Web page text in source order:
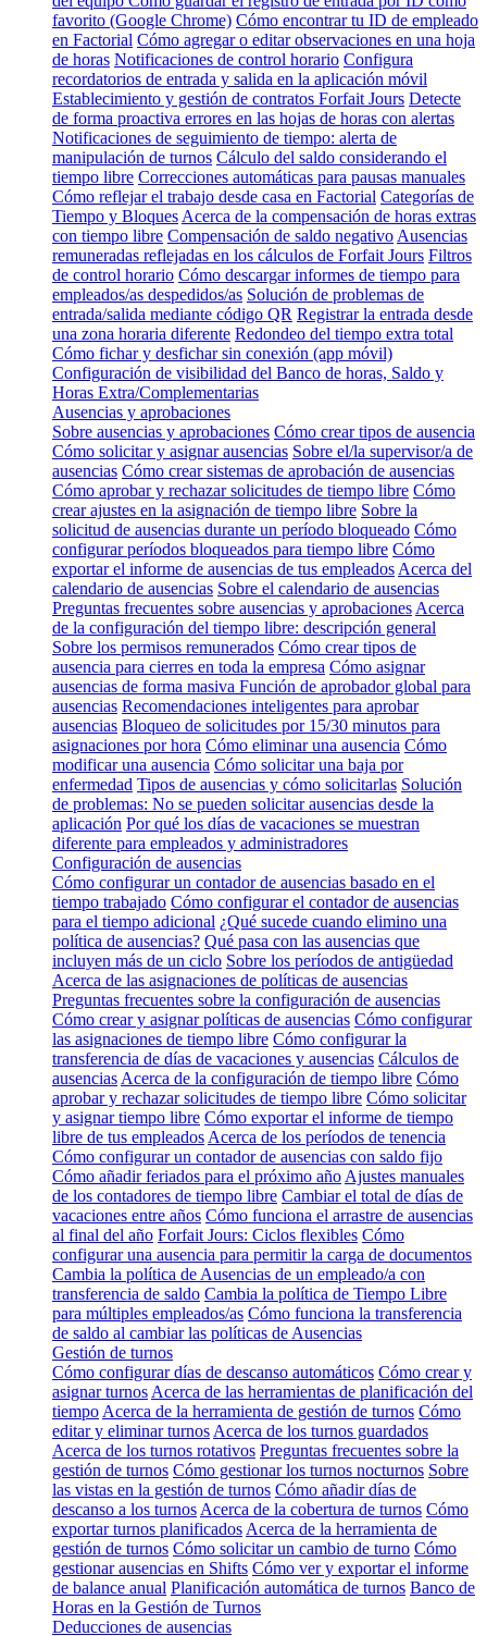
favorito (Google Chrome) Cómo encontrar tu ID de empleado
en Factorial Cómo agregar o editar observaciones en una hoja
de horas Notificaciones de control horario Configura
recordatorios de entrada y salida en la aplicación móvil
Establecimiento y gestión de contratos Forfait Jours Detecte
de forma proactiva errores en las hojas de horas con alertas
Notificaciones de seguimiento de tiempo: alerta de
manipulación de turnos Cálculo del saldo considerando el
tiempo libre Correcciones automáticas para pausas manuales
Cómo reflejar el trabajo desde casa en Factorial Categorías de
Tiempo y Bloques Acerca de la compensación de horas extras
con tiempo libre Compensación de saldo negativo Ausencias
remuneradas reflejadas en los cálculos de Forfait Jours Filtros
de control horario Cómo descargar informes de tiempo para
empleados/as despedidos/as Solución de problemas de
entrada/salida mediante código QR Registrar la entrada desde
una zona horaria diferente Redondeo del tiempo extra total
Cómo fichar y desfichar sin conexión (app móvil)
Configuración de visibilidad del Banco de horas, Saldo y
Horas Extra/Complementarias
Ausencias y aprobaciones
Sobre ausencias y aprobaciones Cómo crear tipos de ausencia
Cómo solicitar y asignar ausencias Sobre el/la supervisor/a de
ausencias Cómo crear sistemas de aprobación de ausencias
Cómo aprobar y rechazar solicitudes de tiempo libre Cómo
crear ajustes en la asignación de tiempo libre Sobre la
solicitud de ausencias durante un período bloqueado Cómo
configurar períodos bloqueados para tiempo libre Cómo
exportar el informe de ausencias de tus empleados Acerca del
calendario de ausencias Sobre el calendario de ausencias
Preguntas frecuentes sobre ausencias y aprobaciones Acerca
de la configuración del tiempo libre: descripción general
Sobre los permisos remunerados Cómo crear tipos de
ausencia para cierres en toda la empresa Cómo asignar
ausencias de forma masiva Función de aprobador global para
ausencias Recomendaciones inteligentes para aprobar
ausencias Bloqueo de solicitudes por 15/30 minutos para
asignaciones por hora Cómo eliminar una ausencia Cómo
modificar una ausencia Cómo solicitar una baja por
enfermedad Tipos de ausencias y cómo solicitarlas Solución
de problemas: No se pueden solicitar ausencias desde la
aplicación Por qué los días de vacaciones se muestran
diferente para empleados y administradores
Configuración de ausencias
Cómo configurar un contador de ausencias basado en el
tiempo trabajado Cómo configurar el contador de ausencias
para el tiempo adicional ¿Qué sucede cuando elimino una
política de ausencias? Qué pasa con las ausencias que
incluyen más de un ciclo Sobre los períodos de antigüedad
Acerca de las asignaciones de políticas de ausencias
Preguntas frecuentes sobre la configuración de ausencias
Cómo crear y asignar políticas de ausencias Cómo configurar
las asignaciones de tiempo libre Cómo configurar la
transferencia de días de vacaciones y ausencias Cálculos de
ausencias Acerca de la configuración de tiempo libre Cómo
aprobar y rechazar solicitudes de tiempo libre Cómo solicitar
y asignar tiempo libre Cómo exportar el informe de tiempo
libre de tus empleados Acerca de los períodos de tenencia
Cómo configurar un contador de ausencias con saldo fijo
Cómo añadir feriados para el próximo año Ajustes manuales
de los contadores de tiempo libre Cambiar el total de días de
vacaciones entre años Cómo funciona el arrastre de ausencias
al final del año Forfait Jours: Ciclos flexibles Cómo
configurar una ausencia para permitir la carga de documentos
Cambia la política de Ausencias de un empleado/a con
transferencia de saldo Cambia la política de Tiempo Libre
para múltiples empleados/as Cómo funciona la transferencia
de saldo al cambiar las políticas de Ausencias
Gestión de turnos
Cómo configurar días de descanso automáticos Cómo crear y
asignar turnos Acerca de las herramientas de planificación del
tiempo Acerca de la herramienta de gestión de turnos Cómo
editar y eliminar turnos Acerca de los turnos guardados
Acerca de los turnos rotativos Preguntas frecuentes sobre la
gestión de turnos Cómo gestionar los turnos nocturnos Sobre
las vistas en la gestión de turnos Cómo añadir días de
descanso a los turnos Acerca de la cobertura de turnos Cómo
exportar turnos planificados Acerca de la herramienta de
gestión de turnos Cómo solicitar un cambio de turno Cómo
gestionar ausencias en Shifts Cómo ver y exportar el informe
de balance anual Planificación automática de turnos Banco de
Horas en la Gestión de Turnos
Deducciones de ausencias